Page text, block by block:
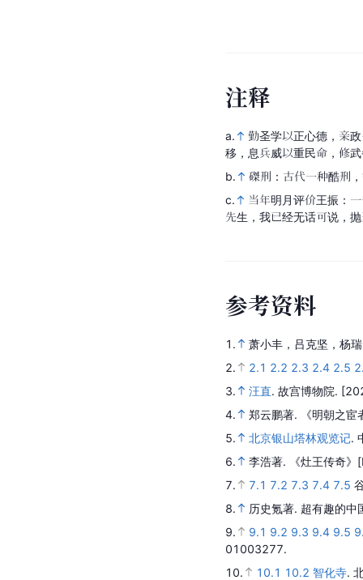
注释
a.
勤圣学以正心德，亲
移，息兵威以重民命，修
b.
磔刑：古代一种酷刑
c.
当年明月评价王振：
先生，我已经无话可说，
参考资料
1.
萧小丰，吕克坚，杨
2.
2.1 2.2 2.3 2.4 2.5
3.
汪直. 故宫博物院.
4.
郑云鹏著.
《明朝之
5.
北京银山塔林观览记.
6.
李浩著. 《灶王传奇》
7.
7.1 7.2 7.3 7.4 7.5
8.
历史氪著. 超有趣的中
9.
9.1 9.2 9.3 9.4 9.5
01003277.
10.
10.1 10.2 智化寺.